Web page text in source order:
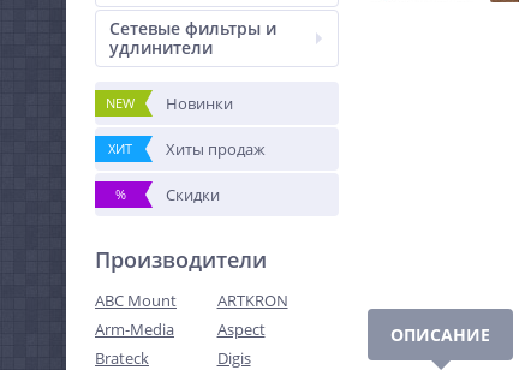
Сетевые фильтры и
удлинители
NEW Новинки
ХИТ Хиты продаж
% Скидки
Производители
ABC Mount
ARTKRON
Arm-Media
Aspect
Brateck
Digis
ОПИСАНИЕ